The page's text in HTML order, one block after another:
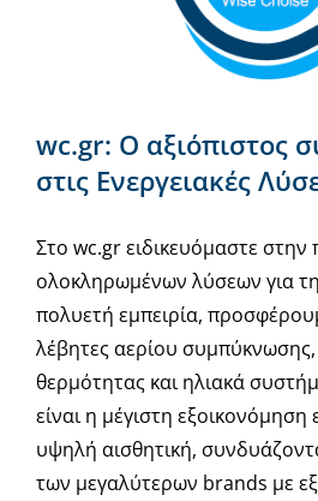
wc.gr: Ο αξιόπιστος
στις Ενεργειακές
Στο wc.gr ειδικευόμαστε στην
ολοκληρωμένων λύσεων για
πολυετή εμπειρία,
λέβητες αερίου συμπύκνωσης,
θερμότητας και ηλιακά
είναι η μέγιστη εξοικονόμηση
υψηλή αισθητική,
των μεγαλύτερων brands με